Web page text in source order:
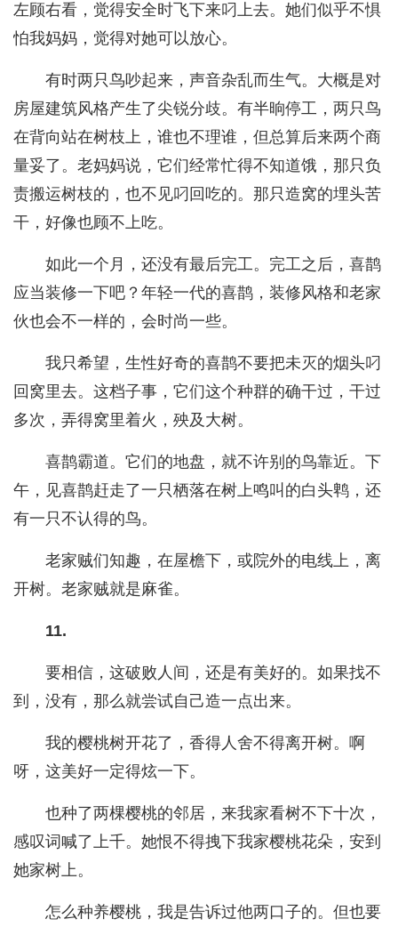
左顾右看，觉得安全时飞下来叼上去。她们似乎不惧
怕我妈妈，觉得对她可以放心。
有时两只鸟吵起来，声音杂乱而生气。大概是对
房屋建筑风格产生了尖锐分歧。有半晌停工，两只鸟
在背向站在树枝上，谁也不理谁，但总算后来两个商
量妥了。老妈妈说，它们经常忙得不知道饿，那只负
责搬运树枝的，也不见叼回吃的。那只造窝的埋头苦
干，好像也顾不上吃。
如此一个月，还没有最后完工。完工之后，喜鹊
应当装修一下吧？年轻一代的喜鹊，装修风格和老家
伙也会不一样的，会时尚一些。
我只希望，生性好奇的喜鹊不要把未灭的烟头叼
回窝里去。这档子事，它们这个种群的确干过，干过
多次，弄得窝里着火，殃及大树。
喜鹊霸道。它们的地盘，就不许别的鸟靠近。下
午，见喜鹊赶走了一只栖落在树上鸣叫的白头鹎，还
有一只不认得的鸟。
老家贼们知趣，在屋檐下，或院外的电线上，离
开树。老家贼就是麻雀。
11.
要相信，这破败人间，还是有美好的。如果找不
到，没有，那么就尝试自己造一点出来。
我的樱桃树开花了，香得人舍不得离开树。啊
呀，这美好一定得炫一下。
也种了两棵樱桃的邻居，来我家看树不下十次，
感叹词喊了上千。她恨不得拽下我家樱桃花朵，安到
她家树上。
怎么种养樱桃，我是告诉过他两口子的。但也要